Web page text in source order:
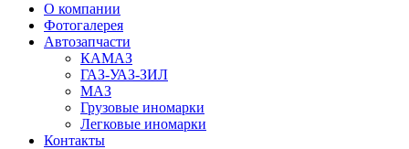
О компании
Фотогалерея
Автозапчасти
КАМАЗ
ГАЗ-УАЗ-ЗИЛ
МАЗ
Грузовые иномарки
Легковые иномарки
Контакты